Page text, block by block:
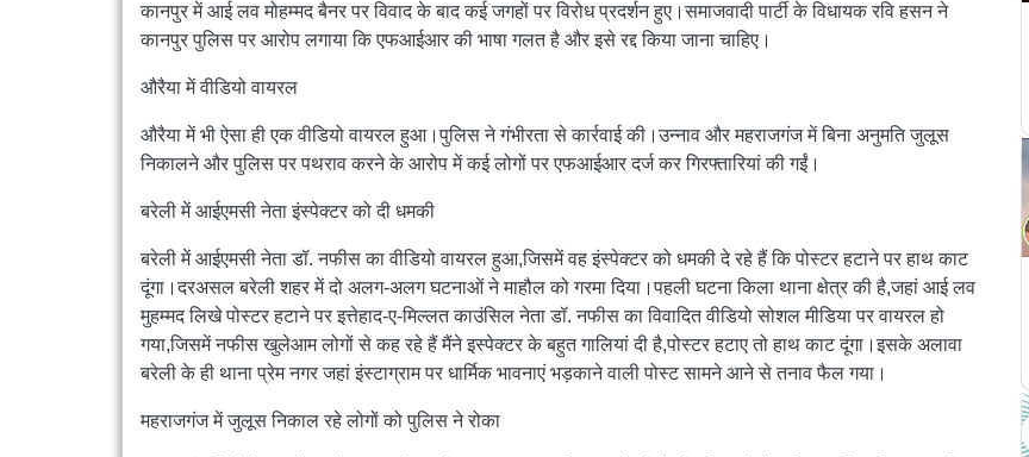
कानपुर में आई लव मोहम्मद बैनर पर विवाद के बाद कई जगहों पर विरोध प्रदर्शन हुए।समाजवादी पार्टी के विधायक रवि हसन ने
कानपुर पुलिस पर आरोप लगाया कि एफआईआर की भाषा गलत है और इसे रद्द किया जाना चाहिए।
औरैया में वीडियो वायरल
औरैया में भी ऐसा ही एक वीडियो वायरल हुआ।पुलिस ने गंभीरता से कार्रवाई की।उन्नाव और महराजगंज में बिना अनुमति जुलूस
निकालने और पुलिस पर पथराव करने के आरोप में कई लोगों पर एफआईआर दर्ज कर गिरफ्तारियां की गईं।
बरेली में आईएमसी नेता इंस्पेक्टर को दी धमकी
बरेली में आईएमसी नेता डॉ. नफीस का वीडियो वायरल हुआ,जिसमें वह इंस्पेक्टर को धमकी दे रहे हैं कि पोस्टर हटाने पर हाथ काट
दूंगा।दरअसल बरेली शहर में दो अलग-अलग घटनाओं ने माहौल को गरमा दिया।पहली घटना किला थाना क्षेत्र की है,जहां आई लव
मुहम्मद लिखे पोस्टर हटाने पर इत्तेहाद-ए-मिल्लत काउंसिल नेता डॉ. नफीस का विवादित वीडियो सोशल मीडिया पर वायरल हो
गया,जिसमें नफीस खुलेआम लोगों से कह रहे हैं मैंने इस्पेक्टर के बहुत गालियां दी है,पोस्टर हटाए तो हाथ काट दूंगा।इसके अलावा
बरेली के ही थाना प्रेम नगर जहां इंस्टाग्राम पर धार्मिक भावनाएं भड़काने वाली पोस्ट सामने आने से तनाव फैल गया।
महराजगंज में जुलूस निकाल रहे लोगों को पुलिस ने रोका